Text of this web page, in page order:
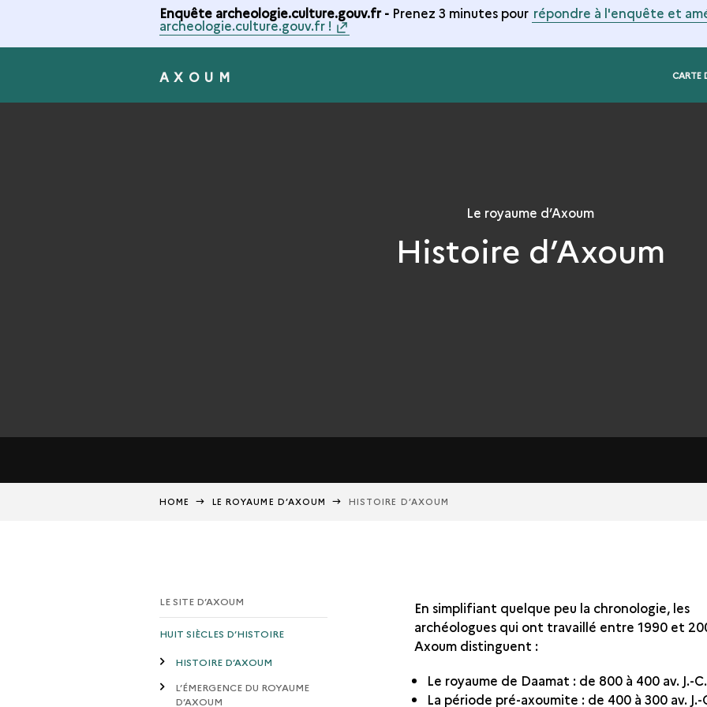
Enquête archeologie.culture.gouv.fr - Prenez 3 minutes pour répondre à l'enquête et
archeologie.culture.gouv.fr !
AXOUM CARTE
Le royaume d’Axoum
Histoire d’Axoum
HOME LE ROYAUME D’AXOUM HISTOIRE D’AXOUM
LE SITE D’AXOUM
HUIT SIÈCLES D’HISTOIRE
HISTOIRE D’AXOUM
L’ÉMERGENCE DU ROYAUME
D’AXOUM
En simplifiant quelque peu la chronologie, les
archéologues qui ont travaillé entre 1990 et
Axoum distinguent :
Le royaume de Daamat : de 800 à 400 av. J.-C.
La période pré-axoumite : de 400 à 300 av. J.-